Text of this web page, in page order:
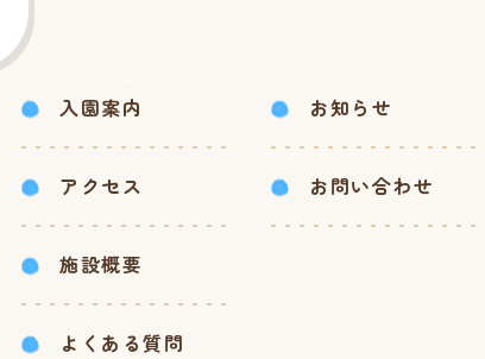
入園案内
アクセス
施設概要
よくある質問
お知らせ
お問い合わせ